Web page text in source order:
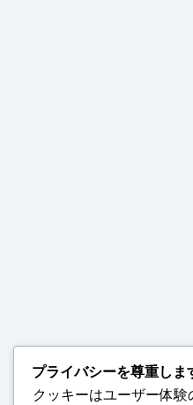
プライバシーを尊重しま
クッキーはユーザー体